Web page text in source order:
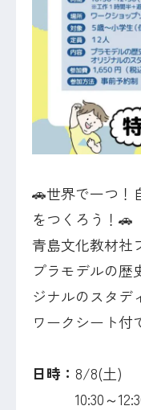
🚗世界で一つ！
をつくろう！🚗
青島文化教材社
プラモデルの歴
ジナルのスタデ
ワークシート付
日時： 8/8(土)
10:30～